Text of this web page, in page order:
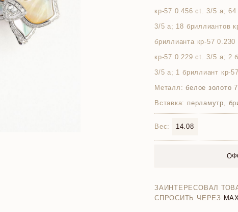
кр-57 0.456 ct. 3/5 а;
3/5 а; 18 бриллиантов
бриллианта кр-57
кр-57 0.229 ct. 3/5 а; 2
3/5 а; 1 бриллиант кр-
Металл: белое золото
Вставка: перламутр,
Вес: 14.08
ЗАИНТЕРЕСОВАЛ
СПРОСИТЬ ЧЕРЕЗ